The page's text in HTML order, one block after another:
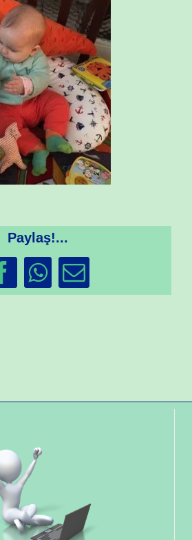
Paylaş!...
Facebook
WhatsApp
Email